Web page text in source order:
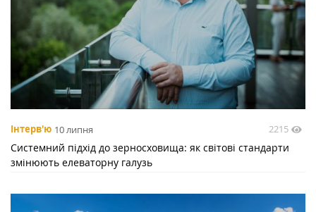
Інтерв'ю 10 липня 2215
Системний підхід до зерносховища: як світові стандарти
змінюють елеваторну галузь